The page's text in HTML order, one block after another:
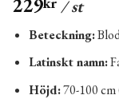
/ st
Beteckning:
Latinskt namn:
Höjd:70-100